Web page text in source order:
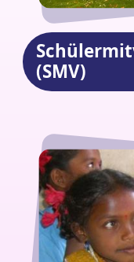
(SMV)